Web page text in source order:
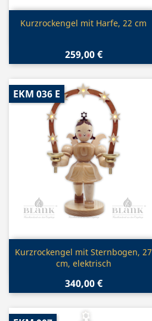
Vorschau
Kurzrockengel mit Harfe, 22 cm
259,00 €
Vorschau
Kurzrockengel mit Sternbogen, 27
cm, elektrisch
340,00 €
EKM 036 E